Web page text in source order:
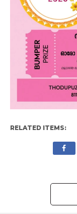
RELATED ITEMS: